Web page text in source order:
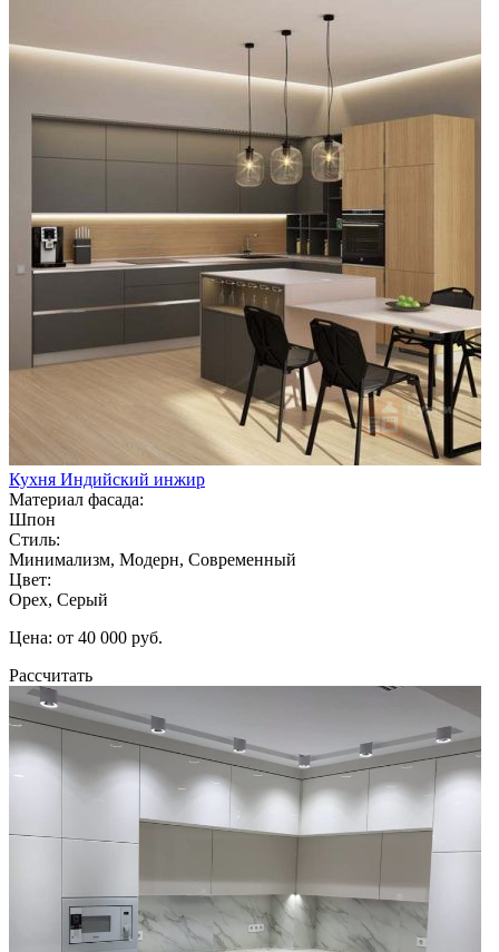
Кухня Индийский инжир
Материал фасада:
Шпон
Стиль:
Минимализм, Модерн, Современный
Цвет:
Орех, Серый
Цена: от 40 000 руб.
Рассчитать